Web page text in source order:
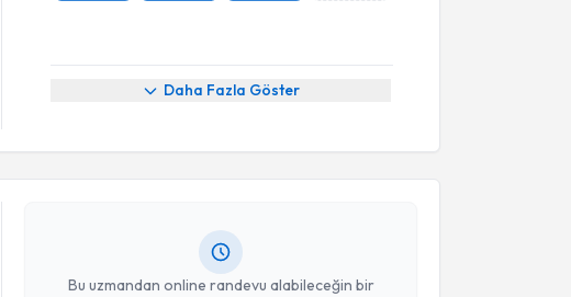
Daha Fazla Göster
Bu uzmandan online randevu alabileceğin bir
Randevu Takvimi Talebi